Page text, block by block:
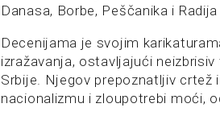
Danasa, Borbe, Peščanika i
Decenijama je svojim
izražavanja, ostavljajući
Srbije. Njegov prepoznatljiv
nacionalizmu i zloupotrebi moći,